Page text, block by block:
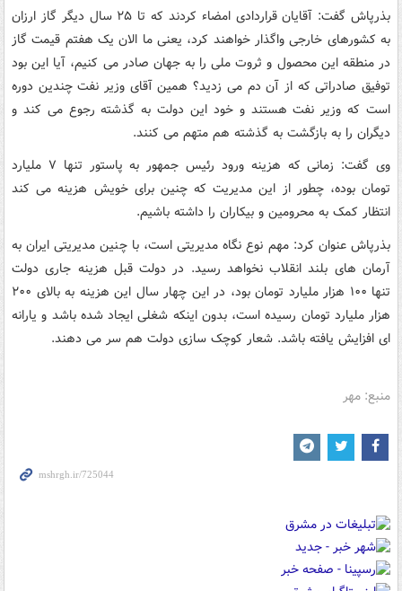
بذرپاش گفت: آقایان قراردادی امضاء کردند که‌ تا ۲۵ سال دیگر گاز ارزان
به‌ کشورهای خارجی واگذار خواهند کرد، یعنی ما الان یک هفتم قیمت گاز
در منطقه‌ این محصول و ثروت ملی را به‌ جهان صادر می کنیم، آیا این بود
توفیق صادراتی که‌ از آن دم می زدید؟ همین آقای وزیر نفت چندین دوره‌
است که‌ وزیر نفت هستند و خود این دولت به‌ گذشته‌ رجوع می کند و
دیگران را به‌ بازگشت به‌ گذشته‌ هم متهم می کنند.
وی گفت: زمانی که‌ هزینه‌ ورود رئیس جمهور به‌ پاستور تنها ۷ ملیارد
تومان بوده‌، چطور از این مدیریت که‌ چنین برای خویش هزینه‌ می کند
انتظار کمک به‌ محرومین و بیکاران را داشته‌ باشیم.
بذرپاش عنوان کرد: مهم نوع نگاه‌ مدیریتی است، با چنین مدیریتی ایران به‌
آرمان های بلند انقلاب نخواهد رسید. در دولت قبل هزینه‌ جاری دولت
تنها ۱۰۰ هزار ملیارد تومان بود، در این چهار سال این هزینه‌ به‌ بالای ۲۰۰
هزار ملیارد تومان رسیده‌ است، بدون اینکه‌ شغلی ایجاد شده‌ باشد و یارانه‌
ای افزایش یافته‌ باشد. شعار کوچک سازی دولت هم سر می دهند.
منبع: مهر